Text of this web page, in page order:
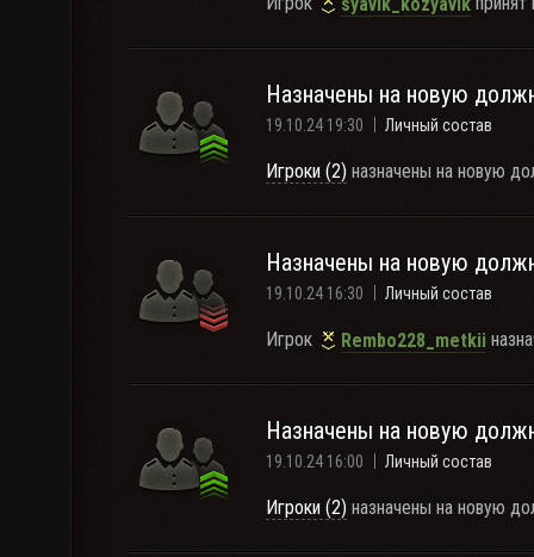
Назначены на новую
19.10.24 19:30 Личный состав
Игроки (2) назначены на новую
Назначены на новую
19.10.24 16:30 Личный состав
Игрок Rembo228_metkii
Назначены на новую
19.10.24 16:00 Личный состав
Игроки (2) назначены на новую